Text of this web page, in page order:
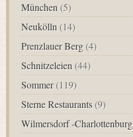
München (5)
Neukölln (14)
Prenzlauer Berg (4)
Schnitzeleien (44)
Sommer(119)
Sterne Restaurants (9)
Wilmersdorf -Charlottenburg